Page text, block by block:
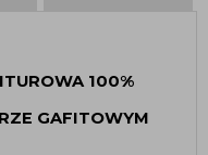
100%
GAFITOWYM